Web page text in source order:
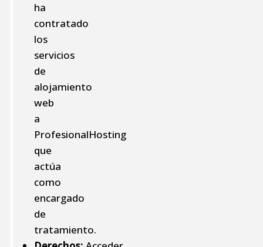
ha
contratado
los
servicios
de
alojamiento
web
a
ProfesionalHosting
que
actúa
como
encargado
de
tratamiento.